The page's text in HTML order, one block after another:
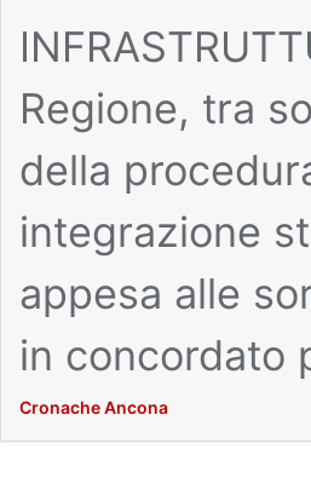
Regione, tra
della
integrazione
appesa alle
in concordato
Cronache Ancona